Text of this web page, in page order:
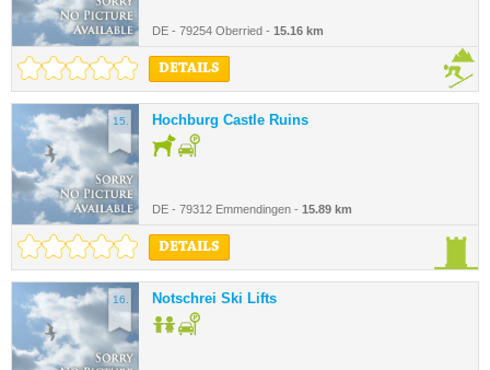
DE - 79254 Oberried - 15.16 km
DETAILS
15. Hochburg Castle Ruins
DE - 79312 Emmendingen - 15.89 km
DETAILS
16. Notschrei Ski Lifts